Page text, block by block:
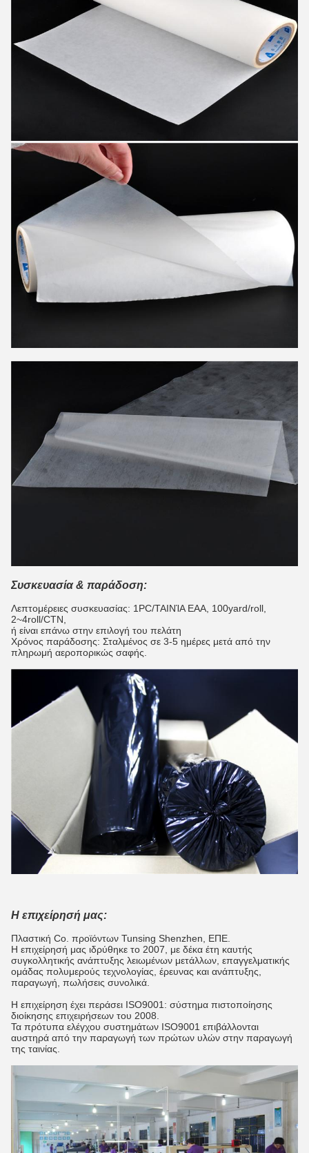
Συσκευασία & παράδοση:
Λεπτομέρειες συσκευασίας: 1PC/ΤΑΙΝΊΑ EAA, 100yard/roll,
2~4roll/CTN,
ή είναι επάνω στην επιλογή του πελάτη
Χρόνος παράδοσης: Σταλμένος σε 3-5 ημέρες μετά από την
πληρωμή αεροπορικώς σαφής.
Η επιχείρησή μας:
Πλαστική Co. προϊόντων Tunsing Shenzhen, ΕΠΕ.
Η επιχείρησή μας ιδρύθηκε το 2007, με δέκα έτη καυτής
συγκολλητικής ανάπτυξης λειωμένων μετάλλων, επαγγελματικής
ομάδας πολυμερούς τεχνολογίας, έρευνας και ανάπτυξης,
παραγωγή, πωλήσεις συνολικά.
Η επιχείρηση έχει περάσει ISO9001: σύστημα πιστοποίησης
διοίκησης επιχειρήσεων του 2008.
Τα πρότυπα ελέγχου συστημάτων ISO9001 επιβάλλονται
αυστηρά από την παραγωγή των πρώτων υλών στην παραγωγή
της ταινίας.